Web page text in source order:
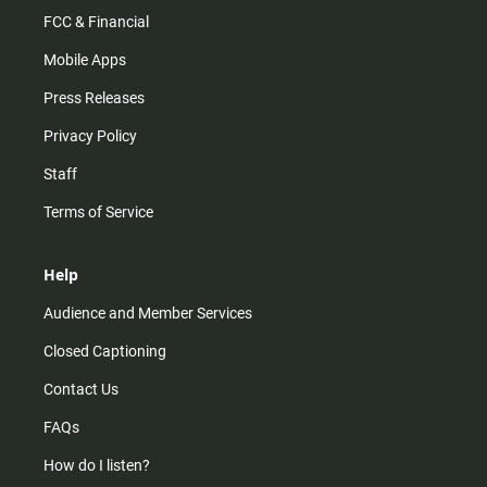
FCC & Financial
Mobile Apps
Press Releases
Privacy Policy
Staff
Terms of Service
Help
Audience and Member Services
Closed Captioning
Contact Us
FAQs
How do I listen?